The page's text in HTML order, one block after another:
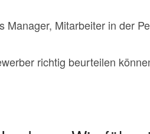
Manager, Mitarbeiter in der
richtig beurteilen